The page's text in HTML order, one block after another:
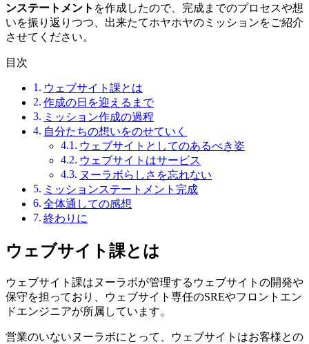
ンステートメント を作成したので、完成までのプロセスや想
いを振り返りつつ、出来たてホヤホヤのミッションをご紹介
させてください。
目次
ウェブサイト課とは
作成の日を迎えるまで
ミッション作成の過程
自分たちの想いをのせていく
ウェブサイトとしてのあるべき姿
ウェブサイトはサービス
ヌーラボらしさを忘れない
ミッションステートメント完成
全体通しての感想
終わりに
ウェブサイト課とは
ウェブサイト課はヌーラボが管理するウェブサイトの開発や
保守を担っており、ウェブサイト専任のSREやフロントエン
ドエンジニアが所属しています。
営業のいないヌーラボにとって、ウェブサイトはお客様との